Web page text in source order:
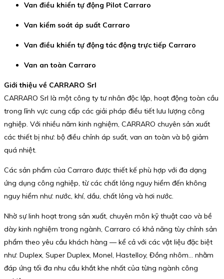
Van điều khiển tự động Pilot Carraro
Van kiểm soát áp suất Carraro
Van điều khiển tự động tác động trực tiếp Carraro
Van an toàn Carraro
Giới thiệu về CARRARO Srl
CARRARO Srl là một công ty tư nhân độc lập, hoạt động toàn cầu
trong lĩnh vực cung cấp các giải pháp điều tiết lưu lượng công
nghiệp. Với nhiều năm kinh nghiệm, CARRARO chuyên sản xuất
các thiết bị như: bộ điều chỉnh áp suất, van an toàn và bộ giảm
quá nhiệt.
Các sản phẩm của Carraro được thiết kế phù hợp với đa dạng
ứng dụng công nghiệp, từ các chất lỏng nguy hiểm đến không
nguy hiểm như: nước, khí, dầu, chất lỏng và hơi nước.
Nhờ sự linh hoạt trong sản xuất, chuyên môn kỹ thuật cao và bề
dày kinh nghiệm trong ngành, Carraro có khả năng tùy chỉnh sản
phẩm theo yêu cầu khách hàng — kể cả với các vật liệu đặc biệt
như: Duplex, Super Duplex, Monel, Hastelloy, Đồng nhôm… nhằm
đáp ứng tối đa nhu cầu khắt khe nhất của từng ngành công